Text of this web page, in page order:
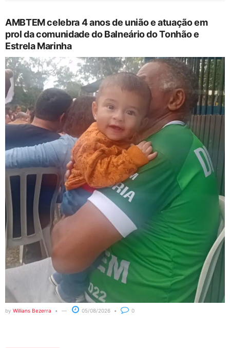
AMBTEM celebra 4 anos de união e atuação em
prol da comunidade do Balneário do Tonhão e
Estrela Marinha
by Willians Bezerra 05/08/2026 0